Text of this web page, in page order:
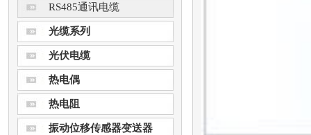
RS485通讯电缆
光缆系列
光伏电缆
热电偶
热电阻
振动位移传感器变送器